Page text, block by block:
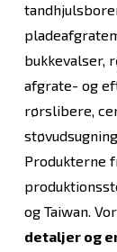
bukkevalser,
afgrate- og
rørslibere,
Produkterne
og Taiwan.
detaljer og